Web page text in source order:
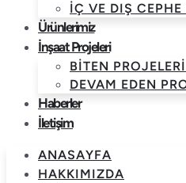
İÇ VE DIŞ
Ürünlerimiz
İnşaat Projeleri
BITEN PROJELERI
DEVAM EDEN
Haberler
İletişim
ANASAYFA
HAKKIMIZDA